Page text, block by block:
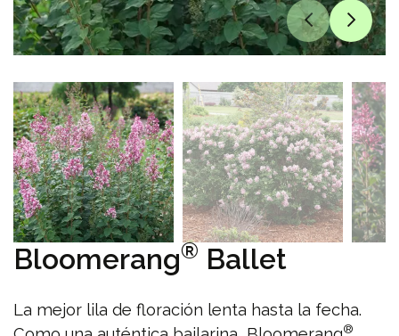
Bloomerang® Ballet
La mejor lila de floración lenta hasta la fecha.
®